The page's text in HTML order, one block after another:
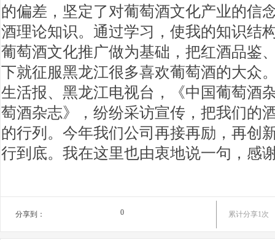
的偏差，坚定了对葡萄酒文化产业的信
酒理论知识。通过学习，使我的知识结
葡萄酒文化推广做为基础，把红酒品鉴
下就征服黑龙江很多喜欢葡萄酒的大众
生活报、黑龙江电视台，《中国葡萄酒
萄酒杂志》，纷纷采访宣传，把我们的
的行列。今年我们公司再接再励，再创
行到底。我在这里也由衷地说一句，感
分享到： 0 累计分享1次